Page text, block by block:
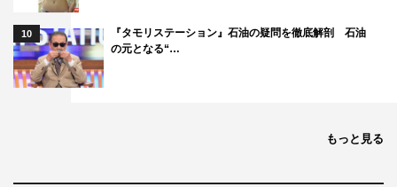
10
『タモリステーション』石油の疑問を徹底解剖 石油
の元となる“…
もっと見る